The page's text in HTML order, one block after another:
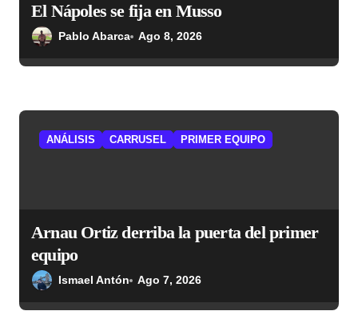
El Nápoles se fija en Musso
Pablo Abarca Ago 8, 2026
ANÁLISIS CARRUSEL PRIMER EQUIPO
Arnau Ortiz derriba la puerta del primer
equipo
Ismael Antón Ago 7, 2026